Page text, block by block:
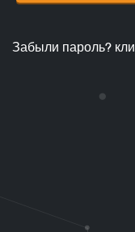
Забыли пароль?